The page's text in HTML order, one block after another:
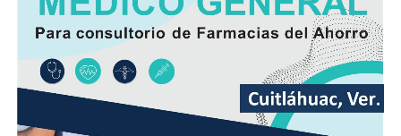
delincuencia.
Con el nombramiento de Martínez Legarreta, la Guardia
Nacional busca mantener la estrategia de seguridad
desplegada en el estado y reforzar la coordinación con
las autoridades responsables de la seguridad pública.